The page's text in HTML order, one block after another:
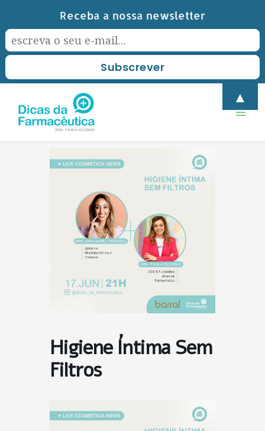
content
Higiene Íntima Sem
Filtros
Receba a nossa newsletter
▲